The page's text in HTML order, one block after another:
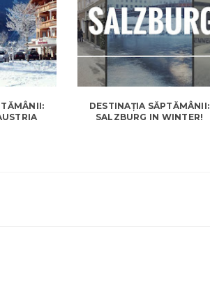
DESTINAȚIA SĂPTĂMÂNII:
SALZBURG IN WINTER!